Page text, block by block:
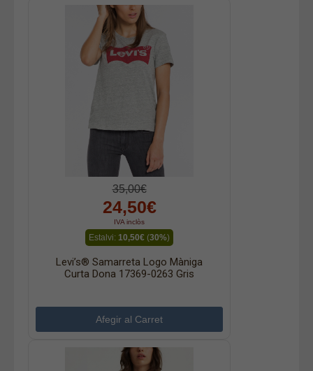
35,00€
24,50€
IVA inclòs
Estalvi: 10,50€ (30%)
Levi’s® Samarreta Logo Màniga
Curta Dona 17369-0263 Gris